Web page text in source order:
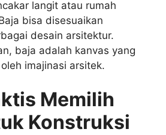
langit atau rumah
bisa disesuaikan
desain arsitektur.
baja adalah kanvas yang
imajinasi arsitek.
Memilih
Konstruksi